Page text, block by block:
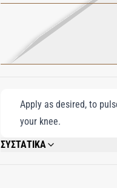
Apply as desired, to
your knee.
ΣΥΣΤΑΤΙΚΑ
ALCOHOL DENAT.,
SALICYLATE, DIETHYLAMINO
CITRONELLOL, CINNAMYL